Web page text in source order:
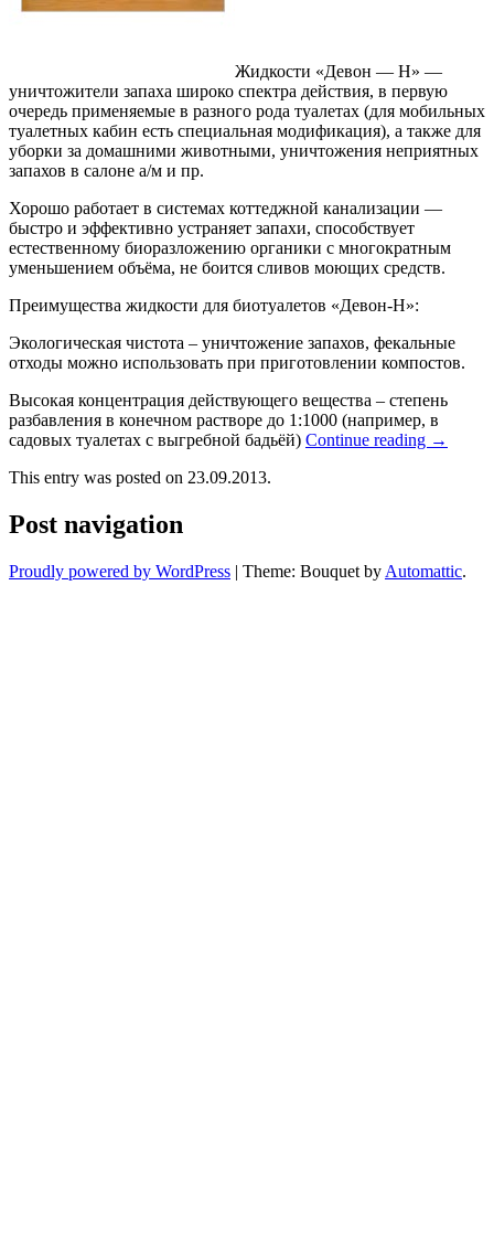
Жидкости «Девон — Н» —
уничтожители запаха широко спектра действия, в первую
очередь применяемые в разного рода туалетах (для мобильных
туалетных кабин есть специальная модификация), а также для
уборки за домашними животными, уничтожения неприятных
запахов в салоне а/м и пр.
Хорошо работает в системах коттеджной канализации —
быстро и эффективно устраняет запахи, способствует
естественному биоразложению органики с многократным
уменьшением объёма, не боится сливов моющих средств.
Преимущества жидкости для биотуалетов «Девон-Н»:
Экологическая чистота – уничтожение запахов, фекальные
отходы можно использовать при приготовлении компостов.
Высокая концентрация действующего вещества – степень
разбавления в конечном растворе до 1:1000 (например, в
садовых туалетах с выгребной бадьёй) Continue reading →
This entry was posted on 23.09.2013.
Post navigation
Proudly powered by WordPress | Theme: Bouquet by Automattic.